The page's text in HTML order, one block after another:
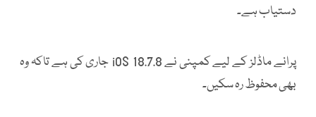
دستیاب ہے۔
پرانے ماڈلز کے لیے کمپنی نے iOS 18.7.8 جاری کی ہے تاکہ وہ
بھی محفوظ رہ سکیں۔